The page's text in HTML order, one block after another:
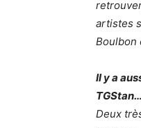
artistes
Boulbon
Il y a
TGStan…
Deux